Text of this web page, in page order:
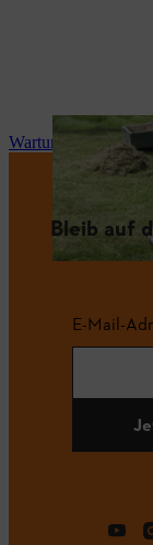
Wartung und
Bleib auf
E-Mail-